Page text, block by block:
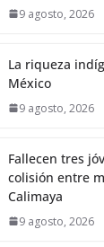
9 agosto, 2026
La riqueza
México
9 agosto, 2026
Fallecen tres
colisión entre
Calimaya
9 agosto, 2026